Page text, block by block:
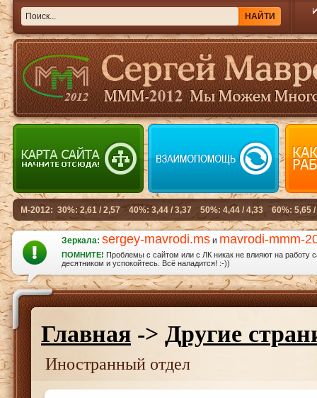
Зеркала: sergey-mavrodi.ms и mavrodi-mmm-
ПОМНИТЕ! Проблемы с сайтом или с ЛК никак не влияют на работу
десятником и успокойтесь. Всё наладится! :-))
Главная -> Другие
Иностранный отдел